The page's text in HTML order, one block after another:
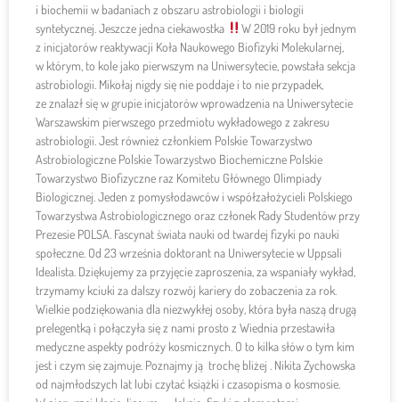
i biochemii w badaniach z obszaru astrobiologii i biologii
syntetycznej. Jeszcze jedna ciekawostka
W 2019 roku był jednym
z inicjatorów reaktywacji Koła Naukowego Biofizyki Molekularnej,
w którym, to kole jako pierwszym na Uniwersytecie, powstała sekcja
astrobiologii. Mikołaj nigdy się nie poddaje i to nie przypadek,
ze znalazł się w grupie inicjatorów wprowadzenia na Uniwersytecie
Warszawskim pierwszego przedmiotu wykładowego z zakresu
astrobiologii. Jest również członkiem Polskie Towarzystwo
Astrobiologiczne Polskie Towarzystwo Biochemiczne Polskie
Towarzystwo Biofizyczne raz Komitetu Głównego Olimpiady
Biologicznej. Jeden z pomysłodawców i współzałożycieli Polskiego
Towarzystwa Astrobiologicznego oraz członek Rady Studentów przy
Prezesie POLSA. Fascynat świata nauki od twardej fizyki po nauki
społeczne. Od 23 września doktorant na Uniwersytecie w Uppsali
Idealista. Dziękujemy za przyjęcie zaproszenia, za wspaniały wykład,
trzymamy kciuki za dalszy rozwój kariery do zobaczenia za rok.
Wielkie podziękowania dla niezwykłej osoby, która była naszą drugą
prelegentką i połączyła się z nami prosto z Wiednia przestawiła
medyczne aspekty podróży kosmicznych. O to kilka słów o tym kim
jest i czym się zajmuje. Poznajmy ją trochę bliżej . Nikita Zychowska
od najmłodszych lat lubi czytać książki i czasopisma o kosmosie.